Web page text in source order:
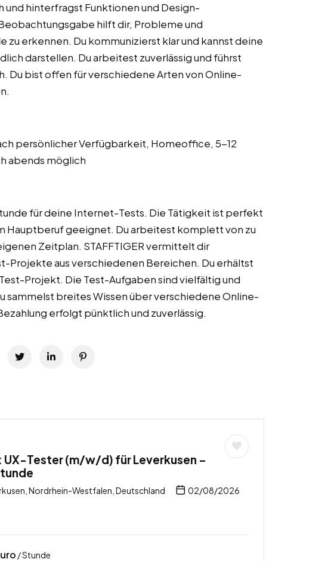
und hinterfragst Funktionen und Design-
hilft dir, Probleme und
zu erkennen. Du kommunizierst klar und kannst deine
darstellen. Du arbeitest zuverlässig und führst
Du bist offen für verschiedene Arten von Online-
persönlicher Verfügbarkeit, Homeoffice, 5-12
abends möglich
für deine Internet-Tests. Die Tätigkeit ist perfekt
Hauptberuf geeignet. Du arbeitest komplett von zu
Zeitplan. STAFFTIGER vermittelt dir
Projekte aus verschiedenen Bereichen. Du erhältst
Projekt. Die Test-Aufgaben sind vielfältig und
sammelst breites Wissen über verschiedene Online-
erfolgt pünktlich und zuverlässig.
UX-Tester (m/w/d) für Leverkusen –
Nordrhein-Westfalen, Deutschland 02/08/2026
/ Stunde